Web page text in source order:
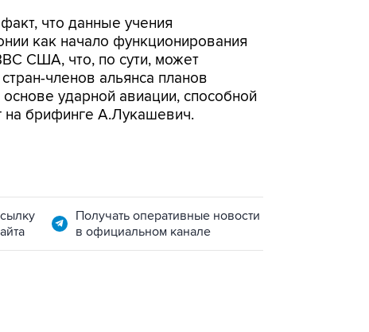
что данные учения
как начало функционирования
США, что, по сути, может
членов альянса планов
ударной авиации, способной
на брифинге А.Лукашевич.
Получать оперативные новости
в официальном канале